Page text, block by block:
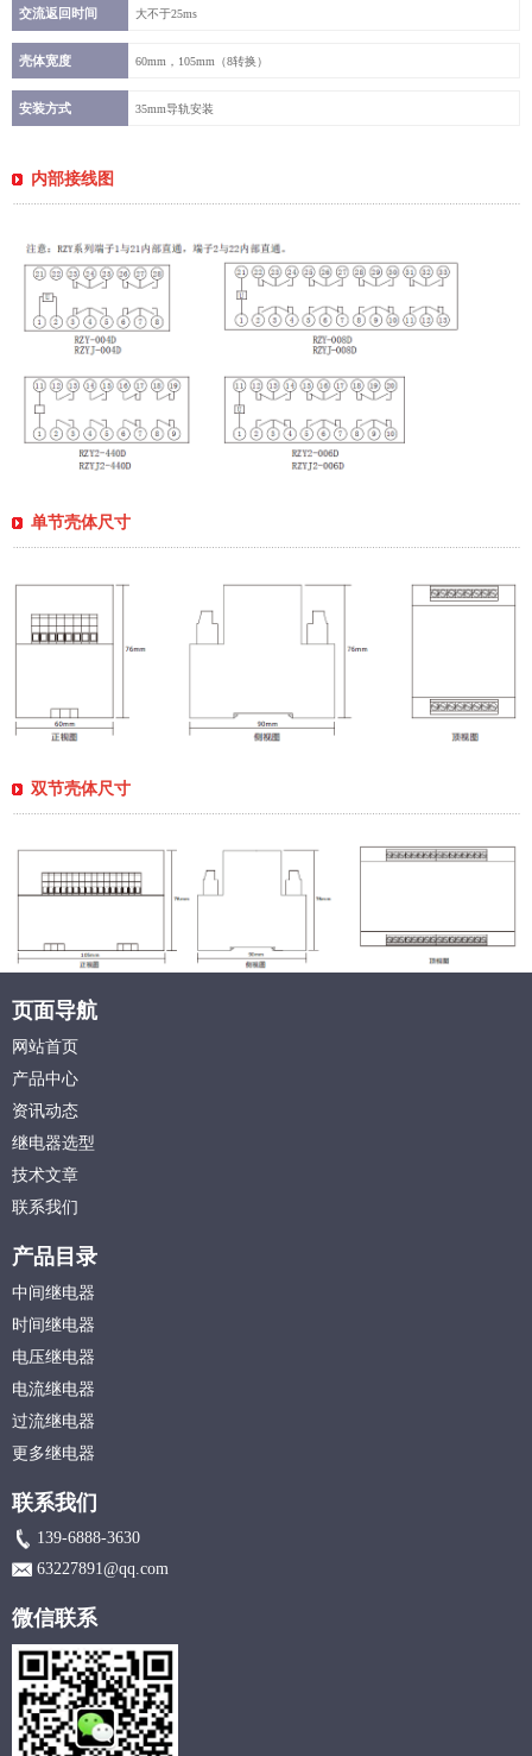
交流返回时间 大不于25ms
壳体宽度 60mm，105mm（8转换）
安装方式 35mm导轨安装
内部接线图
单节壳体尺寸
双节壳体尺寸
页面导航
网站首页
产品中心
资讯动态
继电器选型
技术文章
联系我们
产品目录
中间继电器
时间继电器
电压继电器
电流继电器
过流继电器
更多继电器
联系我们
139-6888-3630
63227891@qq.com
微信联系